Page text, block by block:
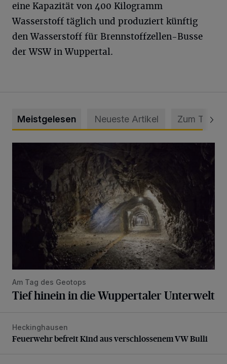
eine Kapazität von 400 Kilogramm
Wasserstoff täglich und produziert künftig
den Wasserstoff für Brennstoffzellen-Busse
der WSW in Wuppertal.
Meistgelesen Neueste Artikel Zum Thema
Am Tag des Geotops
Tief hinein in die Wuppertaler Unterwelt
Feuerwehr befreit Kind aus verschlossenem VW Bulli
Heckinghausen
Feuerwehr befreit Kind aus verschlossenem VW Bulli